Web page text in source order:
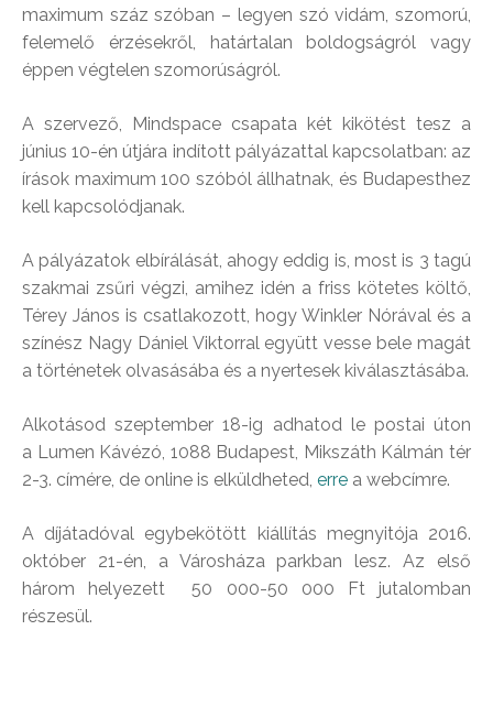
maximum száz szóban – legyen szó vidám, szomorú,
felemelő érzésekről, határtalan boldogságról vagy
éppen végtelen szomorúságról.
A szervező, Mindspace csapata két kikötést tesz a
június 10-én útjára indított pályázattal kapcsolatban: az
írások maximum 100 szóból állhatnak, és Budapesthez
kell kapcsolódjanak.
A pályázatok elbírálását, ahogy eddig is, most is 3 tagú
szakmai zsűri végzi, amihez idén a friss kötetes költő,
Térey János is csatlakozott, hogy Winkler Nórával és a
színész Nagy Dániel Viktorral együtt vesse bele magát
a történetek olvasásába és a nyertesek kiválasztásába.
Alkotásod szeptember 18-ig adhatod le postai úton
a Lumen Kávézó, 1088 Budapest, Mikszáth Kálmán tér
2-3. címére, de online is elküldheted, erre a webcímre.
A díjátadóval egybekötött kiállítás megnyitója 2016.
október 21-én, a Városháza parkban lesz. Az első
három helyezett 50 000-50 000 Ft jutalomban
részesül.